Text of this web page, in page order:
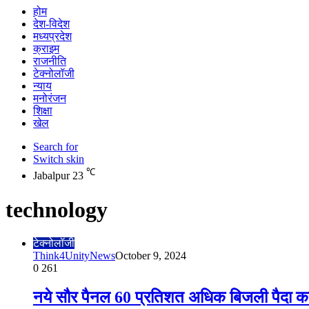
होम
देश-विदेश
मध्यप्रदेश
क्राइम
राजनीति
टेक्नोलॉजी
न्याय
मनोरंजन
शिक्षा
खेल
Search for
Switch skin
Jabalpur 23 ℃
technology
टेक्नोलॉजी
Think4UnityNewsOctober 9, 2024
0 261
नये सौर पैनल 60 प्रतिशत अधिक बिजली पैदा